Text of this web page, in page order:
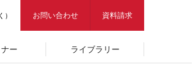
お問い合わせ 資料請求
ー ライブラリー